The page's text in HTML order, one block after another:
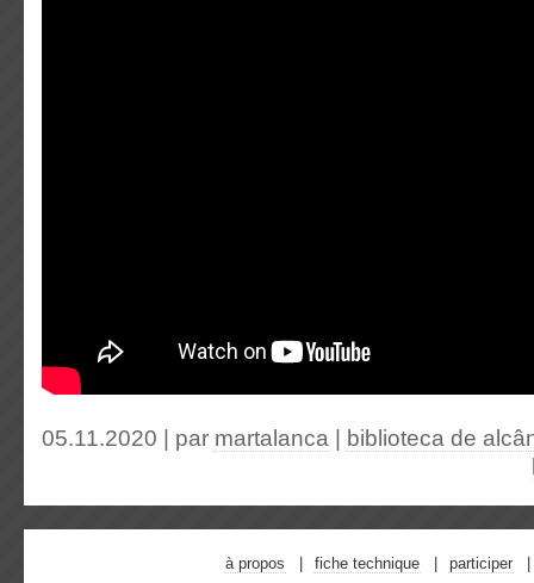
05.11.2020 | par martalanca
biblioteca de
à propos fiche technique participer